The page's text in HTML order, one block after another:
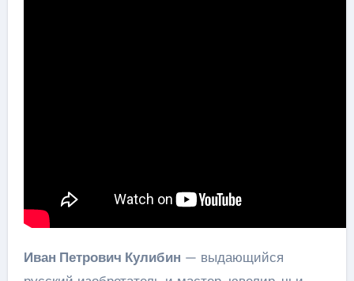
Иван Петрович Кулибин — выдающийся